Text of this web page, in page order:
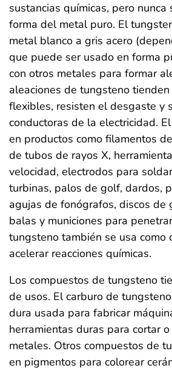
sustancias químicas, pero nunca
forma del metal puro. El
metal blanco a gris acero
que puede ser usado en forma
con otros metales para formar
aleaciones de tungsteno
flexibles, resisten el desgaste y
conductoras de la electricidad.
en productos como filamentos
de tubos de rayos X,
velocidad, electrodos para
turbinas, palos de golf, dardos,
agujas de fonógrafos, discos de
balas y municiones para
tungsteno también se usa como
acelerar reacciones químicas.
Los compuestos de tungsteno
de usos. El carburo de
dura usada para fabricar
herramientas duras para cortar
metales. Otros compuestos de
en pigmentos para colorear